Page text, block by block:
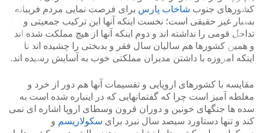
کشورهای جنوب شاخاب پارس برای فرصت نمایی مردم فریبانه
بسیار غیر حقیقی است؛ نخست اینکه آنها این ترکیب جمعیتی و
تداخل قومی را نداشته اند و دوم اینکه آنها از هیچ مملکت شده اند
و همین کشورها هم سالیان سال فقر و بدبختی را چشیده اند تا
اینکه امروزه با داشتن مدیران مملکتی خوب به آسایش رسیده اند.
مقایسه با کشورهای اروپایی و تقسیمات آنها هم دور از خرد و
مغلطه آمیز است چرا که گفتمانهایی که در اینباره شده است به
سده ها جنگهای خونین و دوران قرون وسطای اروپا اشاره ای نمی
کند و تنها دستاورد سیصد سال نبرد برای سکولاریسم و
<
>